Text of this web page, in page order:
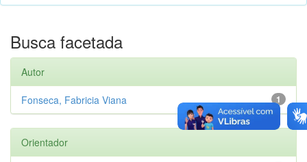
Busca facetada
Autor
1
Fonseca, Fabricia Viana
Orientador